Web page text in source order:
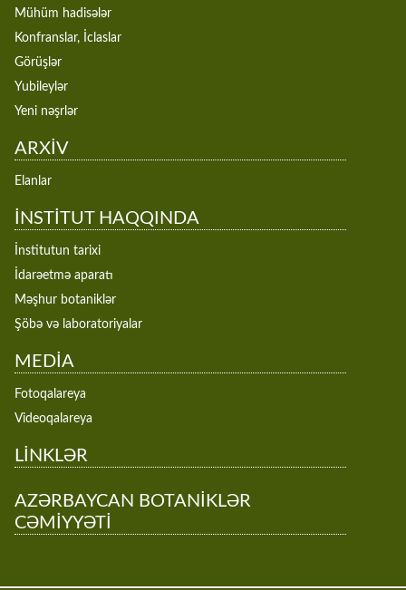
Mühüm hadisələr
Konfranslar, İclaslar
Görüşlər
Yubileylər
Yeni nəşrlər
ARXİV
Elanlar
İNSTİTUT HAQQINDA
İnstitutun tarixi
İdarəetmə aparatı
Məşhur botaniklər
Şöbə və laboratoriyalar
MEDİA
Fotoqalareya
Videoqalareya
LİNKLƏR
AZƏRBAYCAN BOTANİKLƏR
CƏMİYYƏTİ